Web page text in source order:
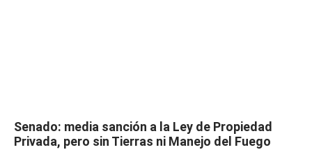
Senado: media sanción a la Ley de Propiedad
Privada, pero sin Tierras ni Manejo del Fuego